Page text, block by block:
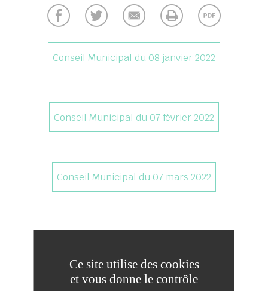
Conseil Municipal du 08 janvier 2022
Conseil Municipal du 07 février 2022
Conseil Municipal du 07 mars 2022
Ce site utilise des cookies
et vous donne le contrôle